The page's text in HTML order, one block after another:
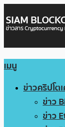
เมนู
ข่าวคริปโต
ข่าว
ข่าว